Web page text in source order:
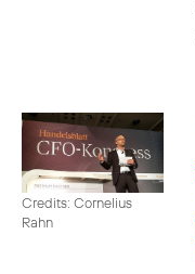
Credits: Cornelius
Rahn